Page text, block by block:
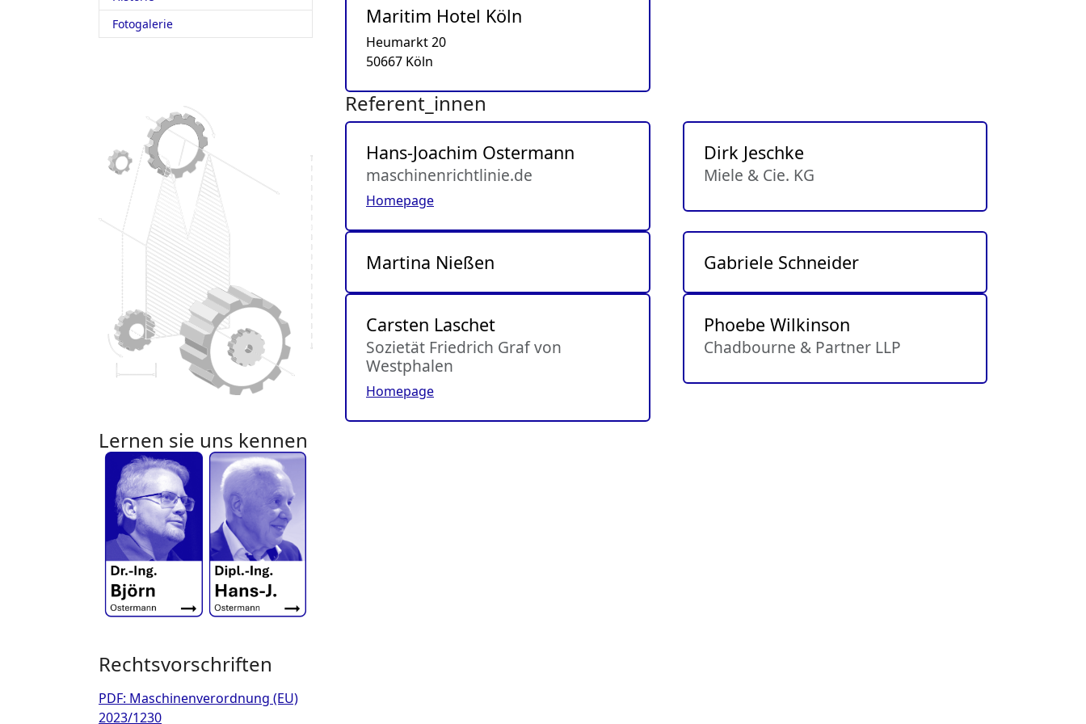
Maritim Hotel Köln
Heumarkt 20
50667 Köln
Referent_innen
Hans-Joachim Ostermann
maschinenrichtlinie.de
Homepage
Dirk Jeschke
Miele & Cie. KG
Martina Nießen Gabriele Schneider
Carsten Laschet
Sozietät Friedrich Graf von
Westphalen
Homepage
Phoebe Wilkinson
Chadbourne & Partner LLP
Fotogalerie
Lernen sie uns kennen
Rechtsvorschriften
PDF: Maschinenverordnung (EU)
2023/1230